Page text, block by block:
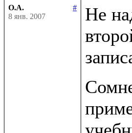
О.А.
#
8 янв. 2007
Не